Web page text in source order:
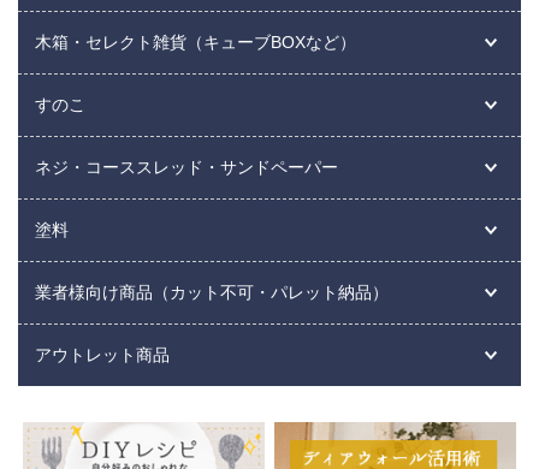
木箱・セレクト雑貨（キューブBOXなど）
すのこ
ネジ・コーススレッド・サンドペーパー
塗料
業者様向け商品（カット不可・パレット納品）
アウトレット商品